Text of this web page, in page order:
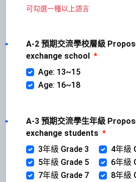
可勾選一種以上語言
A-2 預期交流學校層級
exchange school *
Age: 13~15
Age: 16~18
A-3 預期交流學生年級
exchange students *
3年級 Grade 3
4年級
5年級 Grade 5
6年級
7年級 Grade 7
8年級